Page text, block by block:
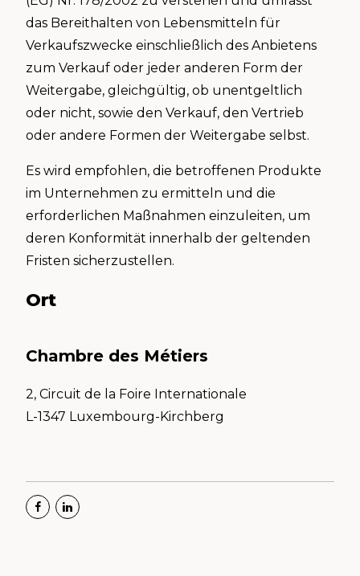
das Bereithalten von Lebensmitteln für
Verkaufszwecke einschließlich des Anbietens
zum Verkauf oder jeder anderen Form der
Weitergabe, gleichgültig, ob unentgeltlich
oder nicht, sowie den Verkauf, den Vertrieb
oder andere Formen der Weitergabe selbst.
Es wird empfohlen, die betroffenen Produkte
im Unternehmen zu ermitteln und die
erforderlichen Maßnahmen einzuleiten, um
deren Konformität innerhalb der geltenden
Fristen sicherzustellen.
Ort
Chambre des Métiers
2, Circuit de la Foire Internationale
L-1347 Luxembourg-Kirchberg